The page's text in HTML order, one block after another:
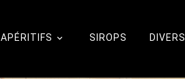

APÉRITIFS SIROPS DIVERS